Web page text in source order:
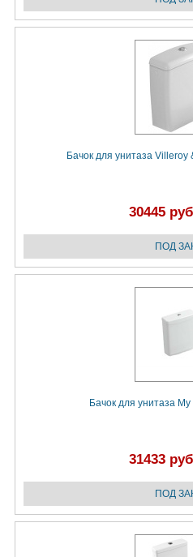
Бачок для унитаза Villeroy
30445
Бачок для унитаза
31433